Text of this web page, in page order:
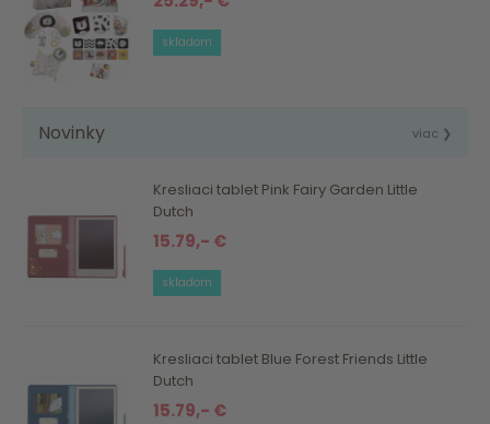
skladom
Novinky viac ❯
Kresliaci tablet Pink Fairy Garden Little
Dutch
15.79,- €
skladom
Kresliaci tablet Blue Forest Friends Little
Dutch
15.79,- €